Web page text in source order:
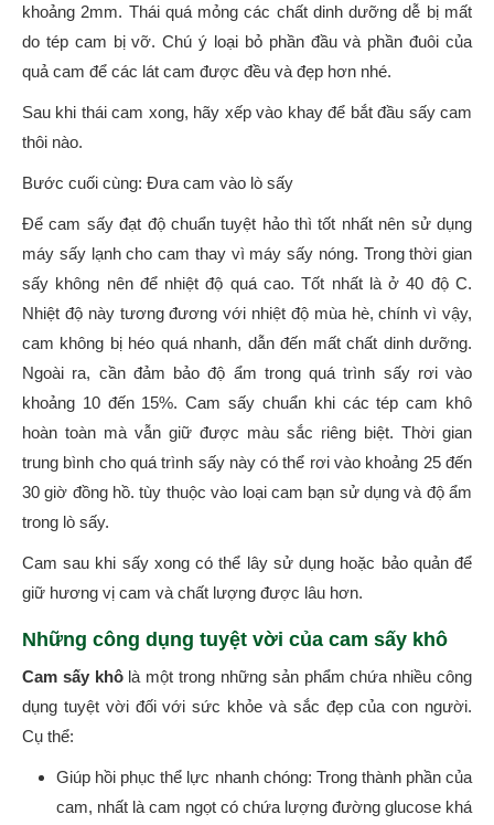
khoảng 2mm. Thái quá mỏng các chất dinh dưỡng dễ bị mất
do tép cam bị vỡ. Chú ý loại bỏ phần đầu và phần đuôi của
quả cam để các lát cam được đều và đẹp hơn nhé.
Sau khi thái cam xong, hãy xếp vào khay để bắt đầu sấy cam
thôi nào.
Bước cuối cùng: Đưa cam vào lò sấy
Để cam sấy đạt độ chuẩn tuyệt hảo thì tốt nhất nên sử dụng
máy sấy lạnh cho cam thay vì máy sấy nóng. Trong thời gian
sấy không nên để nhiệt độ quá cao. Tốt nhất là ở 40 độ C.
Nhiệt độ này tương đương với nhiệt độ mùa hè, chính vì vậy,
cam không bị héo quá nhanh, dẫn đến mất chất dinh dưỡng.
Ngoài ra, cần đảm bảo độ ẩm trong quá trình sấy rơi vào
khoảng 10 đến 15%. Cam sấy chuẩn khi các tép cam khô
hoàn toàn mà vẫn giữ được màu sắc riêng biệt. Thời gian
trung bình cho quá trình sấy này có thể rơi vào khoảng 25 đến
30 giờ đồng hồ. tùy thuộc vào loại cam bạn sử dụng và độ ẩm
trong lò sấy.
Cam sau khi sấy xong có thể lây sử dụng hoặc bảo quản để
giữ hương vị cam và chất lượng được lâu hơn.
Những công dụng tuyệt vời của cam sấy khô
Cam sấy khôlà một trong những sản phẩm chứa nhiều công
dụng tuyệt vời đối với sức khỏe và sắc đẹp của con người.
Cụ thể:
Giúp hồi phục thể lực nhanh chóng: Trong thành phần của
cam, nhất là cam ngọt có chứa lượng đường glucose khá